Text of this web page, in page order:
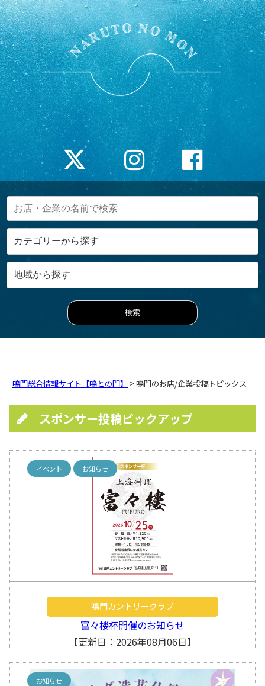
鳴門総合情報サイト【鳴との門】 > 鳴門のお店/企業投稿トピックス
スポンサー投稿ピックアップ
イベント お知らせ
鳴門カントリークラブ
富々楼杯開催のお知らせ
【更新日：2026年08月06日】
お知らせ